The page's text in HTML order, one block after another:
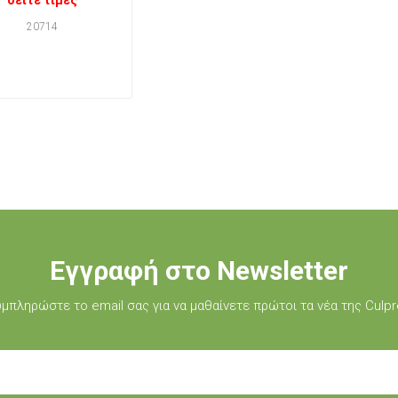
20714
Εγγραφή στο Newsletter
τo email σας για να μαθαίνετε πρώτοι τα νέα της